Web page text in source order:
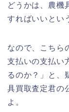
どうかは、農機
すればいいとい
なので、こちら
支払いの支払い
るのか？」と、
具買取査定君の
よ。